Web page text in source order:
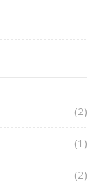
(2)
(1)
(2)